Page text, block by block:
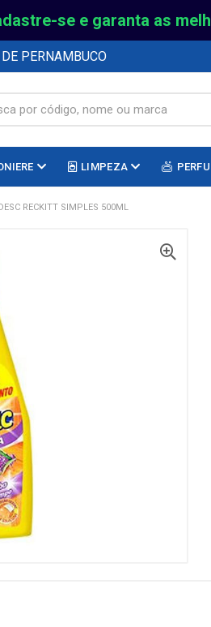
se e garanta as
PERNAMBUCO
LIMPEZA
RECKITT SIMPLES 500ML